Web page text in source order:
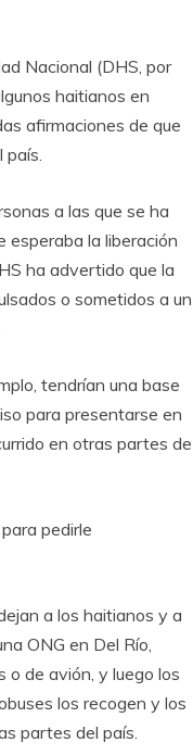
Nacional (DHS, por
haitianos en
afirmaciones de que
país.
a las que se ha
esperaba la liberación
ha advertido que la
o sometidos a un
tendrían una base
para presentarse en
en otras partes de
pedirle
a los haitianos y a
ONG en Del Río,
o de avión, y luego los
los recogen y los
partes del país.